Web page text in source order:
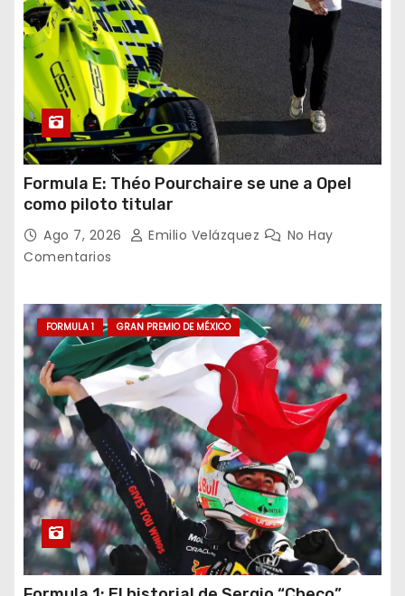
Formula E: Théo Pourchaire se une a Opel
como piloto titular
Ago 7, 2026 Emilio Velázquez
No Hay
Comentarios
FORMULA 1 GRAN PREMIO DE MÉXICO